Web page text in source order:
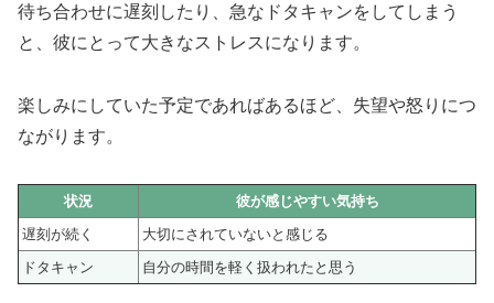
待ち合わせに遅刻したり、急なドタキャンをしてしまう
と、彼にとって大きなストレスになります。
楽しみにしていた予定であればあるほど、失望や怒りにつ
ながります。
状況
彼が感じやすい気持ち
遅刻が続く
大切にされていないと感じる
ドタキャン
自分の時間を軽く扱われたと思う